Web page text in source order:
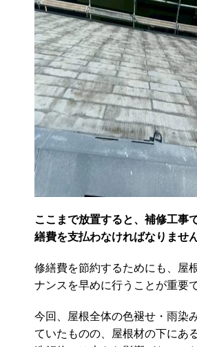
ここまで放置すると、補修工事
繕費を支払わなければなりません
修繕費を節約するためにも、屋
ナンスを早めに行うことが重要で
今回、屋根全体の色褪せ・雨染
ていたものの、屋根材の下にあ